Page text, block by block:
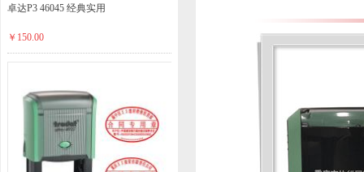
卓达P3 46045 经典实用
￥150.00